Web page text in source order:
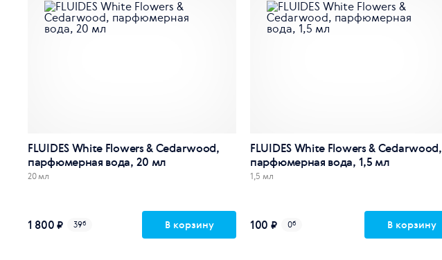
FLUIDES White Flowers & Cedarwood,
парфюмерная вода, 20 мл
20 мл
1 800 ₽ 39б В корзину
FLUIDES White Flowers & Cedarwood,
парфюмерная вода, 1,5 мл
1,5 мл
100 ₽ 0б В корзину